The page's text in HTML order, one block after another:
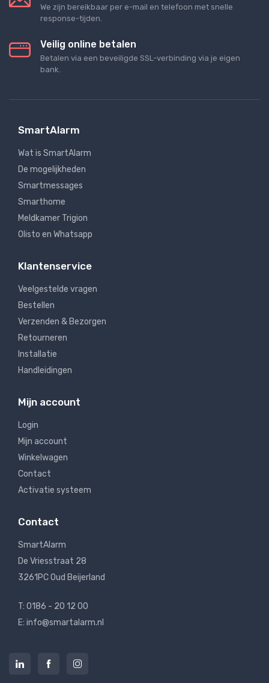
We zijn bereikbaar per e-mail en telefoon met snelle
response-tijden.
Veilig online betalen
Betalen via een beveiligde SSL-verbinding via je eigen
bank.
SmartAlarm
Wat is SmartAlarm
De mogelijkheden
Smartmessages
Smarthome
Meldkamer Trigion
Olisto en Whatsapp
Klantenservice
Veelgestelde vragen
Bestellen
Verzenden & Bezorgen
Retourneren
Installatie
Handleidingen
Mijn account
Login
Mijn account
Winkelwagen
Contact
Activatie systeem
Contact
SmartAlarm
De Vriesstraat 28
3261PC Oud Beijerland
T: 0186 - 20 12 00
E: info@smartalarm.nl